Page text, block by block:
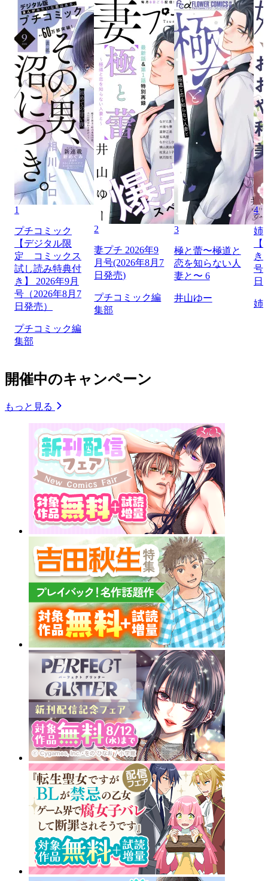
1
プチコミック
【デジタル限
定 コミックス
試し読み特典付
き】 2026年9月
号（2026年8月7
日発売）
プチコミック編
集部
2
妻プチ 2026年9
月号(2026年8月7
日発売)
プチコミック編
集部
3
極と蕾〜極道と
恋を知らない人
妻と〜 6
井山ゆー
4
姉
き
号
日
姉
開催中のキャンペーン
もっと見る